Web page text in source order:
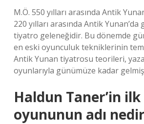
M.Ö. 550 yılları arasında Antik
220 yılları arasında Antik
tiyatro geleneğidir. Bu dönemde
en eski oyunculuk tekniklerinin
Antik Yunan tiyatrosu teorileri,
oyunlarıyla günümüze kadar
Haldun Taner’in ilk
oyununun adı